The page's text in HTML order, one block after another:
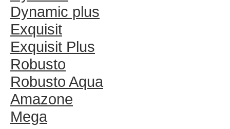
Dynamic plus
Exquisit
Exquisit Plus
Robusto
Robusto Aqua
Amazone
Mega